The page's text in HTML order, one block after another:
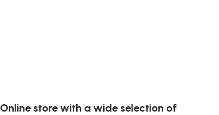
Online store with a wide selection of